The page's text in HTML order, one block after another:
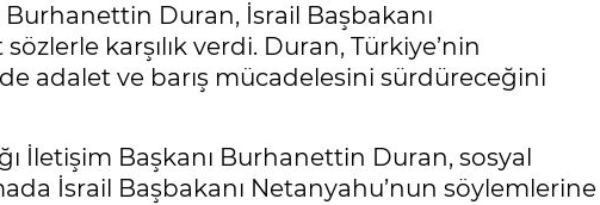
Duran, İsrail Başbakanı
karşılık verdi. Duran, Türkiye’nin
adalet ve barış mücadelesini sürdüreceğini
İletişim Başkanı Burhanettin Duran, sosyal
İsrail Başbakanı Netanyahu’nun söylemlerine